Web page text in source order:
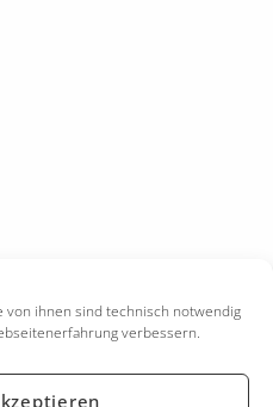
von ihnen sind technisch notwendig
verbessern.